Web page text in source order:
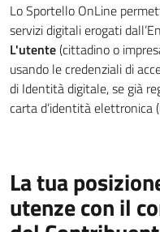
Lo Sportello OnLine
servizi digitali erogati
L'utente(cittadino o
usando le credenziali di
di Identità digitale, se già
carta d’identità elettronica
La tua
utenze con il